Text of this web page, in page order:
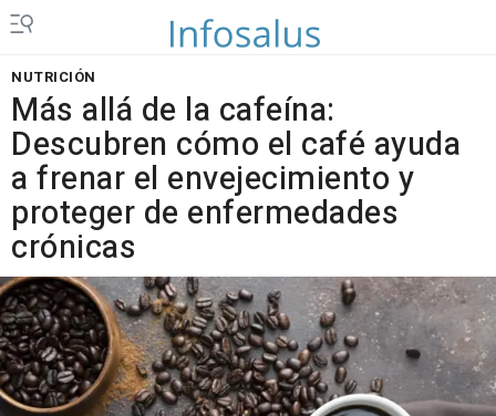
NUTRICIÓN
Más allá de la cafeína:
Descubren cómo el café ayuda
a frenar el envejecimiento y
proteger de enfermedades
crónicas